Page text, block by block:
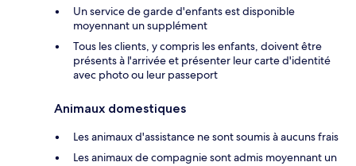
Un service de garde d'enfants est disponible
moyennant un supplément
Tous les clients, y compris les enfants, doivent être
présents à l'arrivée et présenter leur carte d'identité
avec photo ou leur passeport
Animaux domestiques
Les animaux d'assistance ne sont soumis à aucuns frais
Les animaux de compagnie sont admis moyennant un